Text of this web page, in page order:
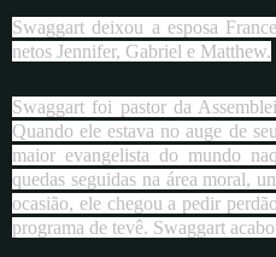
Swaggart deixou a esposa
netos Jennifer, Gabriel e Matthew.
Swaggart foi pastor da
Quando ele estava no auge de
maior evangelista do mundo
quedas seguidas na área moral,
ocasião, ele chegou a pedir
programa de tevê. Swaggart